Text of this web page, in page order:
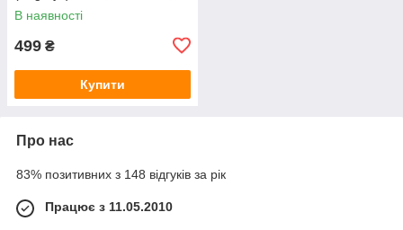
Black, Box
В наявності
499 ₴
Купити
Про нас
83% позитивних з 148 відгуків за рік
Працює з 11.05.2010